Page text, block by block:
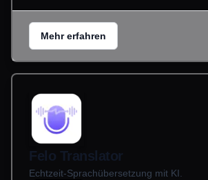
Mehr erfahren
Felo Translator
Echtzeit-Sprachübersetzung mit KI.